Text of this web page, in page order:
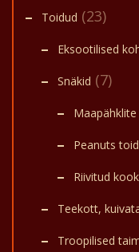
Toidud (23)
Eksootilised
Snäkid (7)
Peanuts
Riivitud
Teekott,
Troopilised